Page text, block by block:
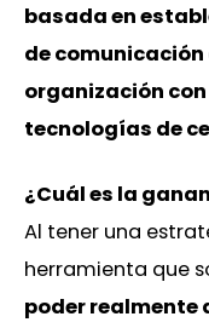
basada en
de
organización
tecnologías de
¿Cuál es la
Al tener una
herramienta que
poder realmente